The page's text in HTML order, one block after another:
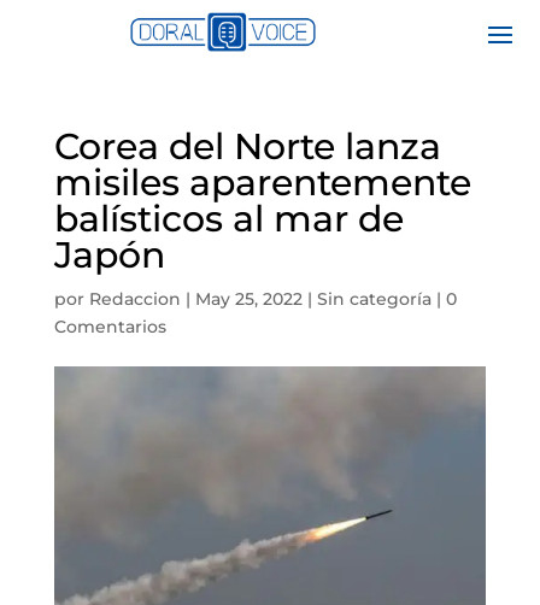
Corea del Norte lanza
misiles aparentemente
balísticos al mar de
Japón
por Redaccion | May 25, 2022| Sin categoría| 0
Comentarios